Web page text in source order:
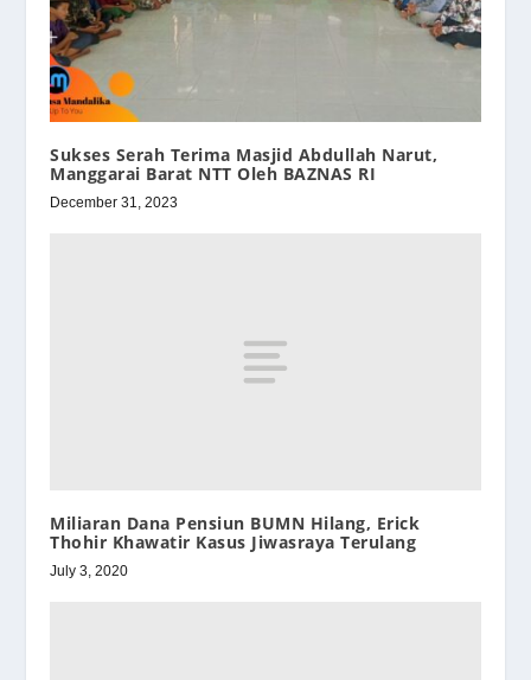
Sukses Serah Terima Masjid Abdullah Narut,
Manggarai Barat NTT Oleh BAZNAS RI
December 31, 2023
Miliaran Dana Pensiun BUMN Hilang, Erick
Thohir Khawatir Kasus Jiwasraya Terulang
July 3, 2020